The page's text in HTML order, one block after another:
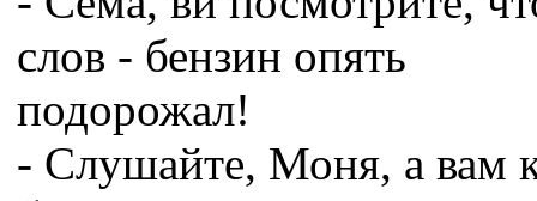
слов - бензин опять
подорожал!
- Слушайте, Моня, а вам